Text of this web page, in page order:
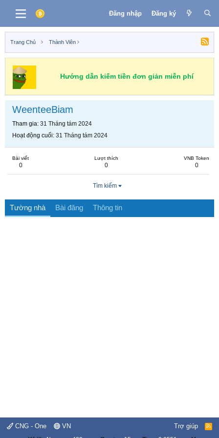
Đăng nhập Đăng ký
Trang Chủ Thành Viên
Hướng dẫn kiếm tiền đơn giản miễn phí
WeenteeBiam
Tham gia 31 Tháng tám 2024
Hoạt động cuối 31 Tháng tám 2024
Bài viết
0
Lượt thích
0
VNB Token
0
Tìm kiếm
Tường nhà Bài đăng Thông tin
CNG - One VN Trợ giúp
R